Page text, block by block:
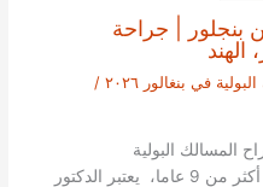
بنجلور | جراحة
الهند
في بنغالور ٢٠٢٦
/
المسالك البولية
والبروستات في بنغالور. مع خبرة أكثر من 9 عاما، يعتبر الدكتور